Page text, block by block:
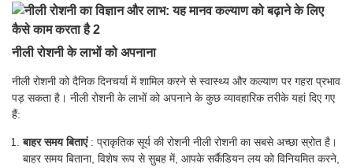
नीली रोशनी के लाभों को अपनाना
नीली रोशनी को दैनिक दिनचर्या में शामिल करने से स्वास्थ्य और कल्याण पर गहरा प्रभाव
पड़ सकता है। नीली रोशनी के लाभों को अपनाने के कुछ व्यावहारिक तरीके यहां दिए गए
हैं:
बाहर समय बिताएं : प्राकृतिक सूर्य की रोशनी नीली रोशनी का सबसे अच्छा स्रोत है।
बाहर समय बिताना, विशेष रूप से सुबह में, आपके सर्कैडियन लय को विनियमित करने,